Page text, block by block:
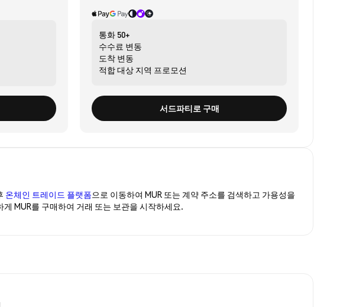
통화 50+
수수료 변동
도착 변동
적합 대상 지역 프로모션
서드파티로 구매
온체인 트레이드 플랫폼으로 이동하여 MUR 또는 계약 주소를 검색하고 가용성을
MUR를 구매하여 거래 또는 보관을 시작하세요.